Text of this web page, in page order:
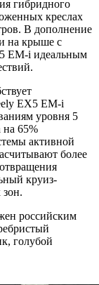
гибридного
креслах
В дополнение
на крыше с
EM-i идеальным
EX5 EM-i
уровня 5
на 65%
активной
более
круиз-
зон.
российским
голубой